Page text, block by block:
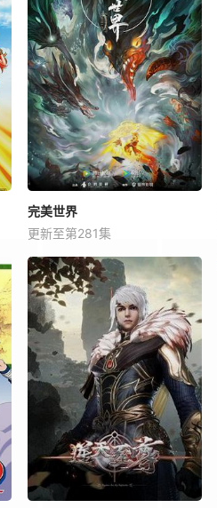
完美世界
更新至第281集